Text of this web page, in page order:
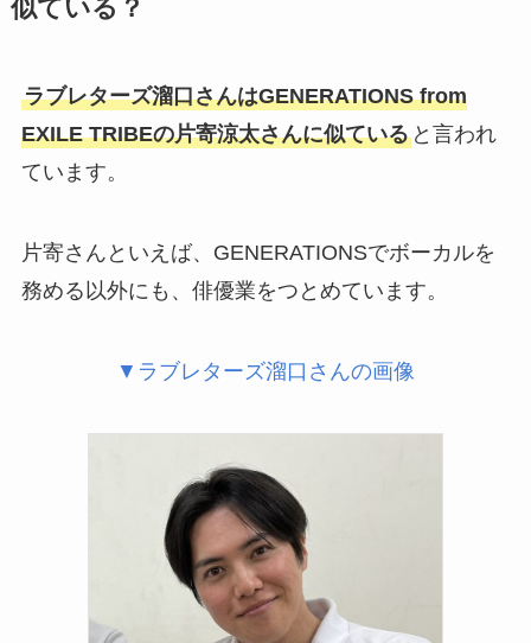
似ている？
ラブレターズ溜口さんはGENERATIONS from
EXILE TRIBEの片寄涼太さんに似ていると言われ
ています。
片寄さんといえば、GENERATIONSでボーカルを
務める以外にも、俳優業をつとめています。
▼ラブレターズ溜口さんの画像